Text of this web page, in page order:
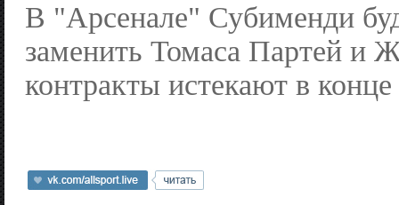
В "Арсенале" Субименди
заменить Томаса Партей и
контракты истекают в конце